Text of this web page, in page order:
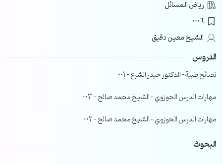
رياض المسائل
0006
الشيخ معين دقيق
الدروس
نصائح طبية- الدكتور حيدر الشرع – 001
مهارات الدرس الحوزوي – الشيخ محمد صالح – 003
مهارات الدرس الحوزوي – الشيخ محمد صالح – 002
البحوث